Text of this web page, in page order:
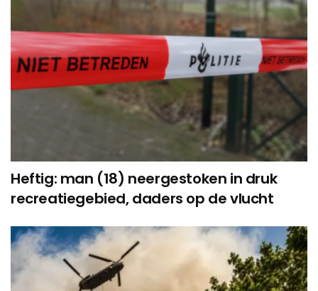
Heftig: man (18) neergestoken in druk
recreatiegebied, daders op de vlucht